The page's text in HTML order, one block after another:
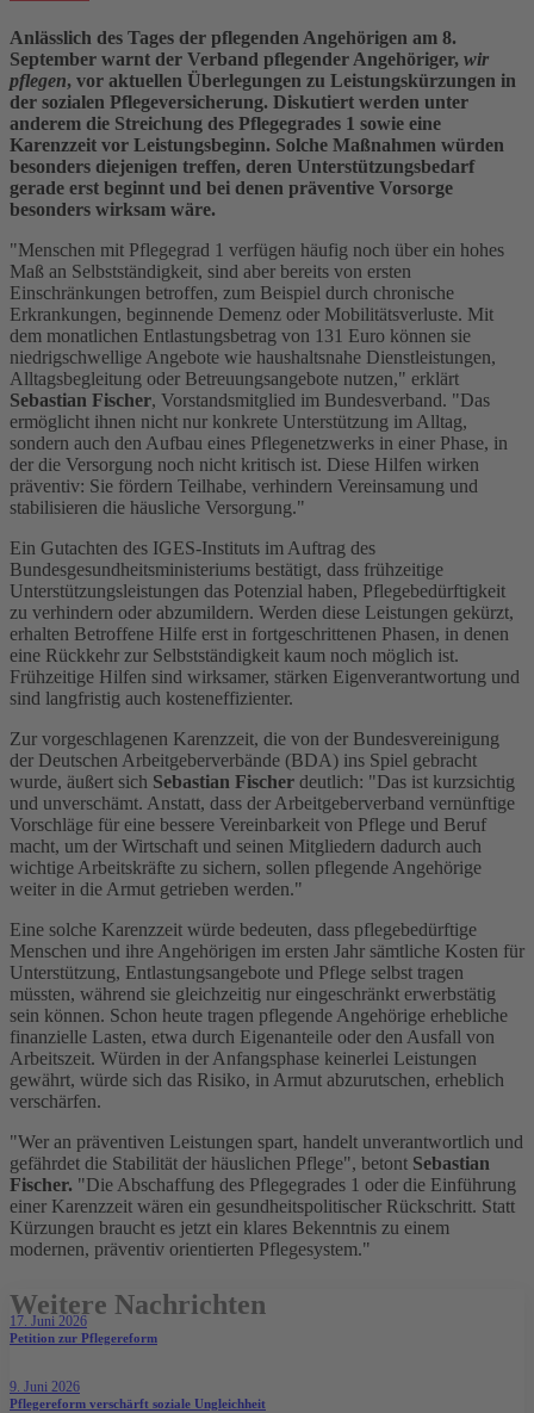
Anlässlich des Tages der pflegenden Angehörigen am 8.
September warnt der Verband pflegender Angehöriger, wir
pflegen, vor aktuellen Überlegungen zu Leistungskürzungen in
der sozialen Pflegeversicherung. Diskutiert werden unter
anderem die Streichung des Pflegegrades 1 sowie eine
Karenzzeit vor Leistungsbeginn. Solche Maßnahmen würden
besonders diejenigen treffen, deren Unterstützungsbedarf
gerade erst beginnt und bei denen präventive Vorsorge
besonders wirksam wäre.
"Menschen mit Pflegegrad 1 verfügen häufig noch über ein hohes
Maß an Selbstständigkeit, sind aber bereits von ersten
Einschränkungen betroffen, zum Beispiel durch chronische
Erkrankungen, beginnende Demenz oder Mobilitätsverluste. Mit
dem monatlichen Entlastungsbetrag von 131 Euro können sie
niedrigschwellige Angebote wie haushaltsnahe Dienstleistungen,
Alltagsbegleitung oder Betreuungsangebote nutzen," erklärt
Sebastian Fischer, Vorstandsmitglied im Bundesverband. "Das
ermöglicht ihnen nicht nur konkrete Unterstützung im Alltag,
sondern auch den Aufbau eines Pflegenetzwerks in einer Phase, in
der die Versorgung noch nicht kritisch ist. Diese Hilfen wirken
präventiv: Sie fördern Teilhabe, verhindern Vereinsamung und
stabilisieren die häusliche Versorgung."
Ein Gutachten des IGES-Instituts im Auftrag des
Bundesgesundheitsministeriums bestätigt, dass frühzeitige
Unterstützungsleistungen das Potenzial haben, Pflegebedürftigkeit
zu verhindern oder abzumildern. Werden diese Leistungen gekürzt,
erhalten Betroffene Hilfe erst in fortgeschrittenen Phasen, in denen
eine Rückkehr zur Selbstständigkeit kaum noch möglich ist.
Frühzeitige Hilfen sind wirksamer, stärken Eigenverantwortung und
sind langfristig auch kosteneffizienter.
Zur vorgeschlagenen Karenzzeit, die von der Bundesvereinigung
der Deutschen Arbeitgeberverbände (BDA) ins Spiel gebracht
wurde, äußert sich Sebastian Fischer deutlich: "Das ist kurzsichtig
und unverschämt. Anstatt, dass der Arbeitgeberverband vernünftige
Vorschläge für eine bessere Vereinbarkeit von Pflege und Beruf
macht, um der Wirtschaft und seinen Mitgliedern dadurch auch
wichtige Arbeitskräfte zu sichern, sollen pflegende Angehörige
weiter in die Armut getrieben werden."
Eine solche Karenzzeit würde bedeuten, dass pflegebedürftige
Menschen und ihre Angehörigen im ersten Jahr sämtliche Kosten für
Unterstützung, Entlastungsangebote und Pflege selbst tragen
müssten, während sie gleichzeitig nur eingeschränkt erwerbstätig
sein können. Schon heute tragen pflegende Angehörige erhebliche
finanzielle Lasten, etwa durch Eigenanteile oder den Ausfall von
Arbeitszeit. Würden in der Anfangsphase keinerlei Leistungen
gewährt, würde sich das Risiko, in Armut abzurutschen, erheblich
verschärfen.
"Wer an präventiven Leistungen spart, handelt unverantwortlich und
gefährdet die Stabilität der häuslichen Pflege", betont Sebastian
Fischer. "Die Abschaffung des Pflegegrades 1 oder die Einführung
einer Karenzzeit wären ein gesundheitspolitischer Rückschritt. Statt
Kürzungen braucht es jetzt ein klares Bekenntnis zu einem
modernen, präventiv orientierten Pflegesystem."
Weitere Nachrichten
17. Juni 2026
Petition zur Pflegereform
9. Juni 2026
Pflegereform verschärft soziale Ungleichheit